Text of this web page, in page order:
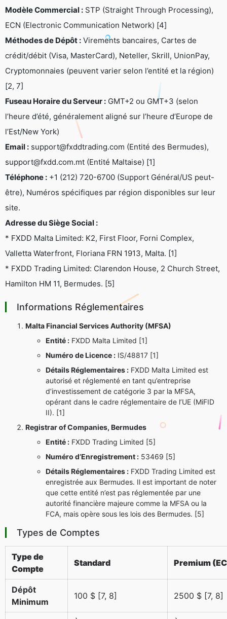
Modèle Commercial : STP (Straight Through Processing),
ECN (Electronic Communication Network) [4]
Méthodes de Dépôt : Virements bancaires, Cartes de
crédit/débit (Visa, MasterCard), Neteller, Skrill, UnionPay,
Cryptomonnaies (peuvent varier selon l’entité et la région)
[2, 7]
Fuseau Horaire du Serveur : GMT+2 ou GMT+3 (selon
l’heure d’été, généralement aligné sur l’heure d’Europe de
l’Est/New York)
Email : support@fxddtrading.com (Entité des Bermudes),
support@fxdd.com.mt (Entité Maltaise) [1]
Téléphone : +1 (212) 720-6700 (Support Général/US peut-
être), Numéros spécifiques par région disponibles sur leur
site.
Adresse du Siège Social :
* FXDD Malta Limited: K2, First Floor, Forni Complex,
Valletta Waterfront, Floriana FRN 1913, Malta. [1]
* FXDD Trading Limited: Clarendon House, 2 Church Street,
Hamilton HM 11, Bermudes. [5]
Informations Réglementaires
Malta Financial Services Authority (MFSA)
Entité : FXDD Malta Limited [1]
Numéro de Licence : IS/48817 [1]
Détails Réglementaires : FXDD Malta Limited est
autorisé et réglementé en tant qu’entreprise
d’investissement de catégorie 3 par la MFSA,
opérant dans le cadre réglementaire de l’UE (MiFID
II). [1]
Registrar of Companies, Bermudes
Entité : FXDD Trading Limited [5]
Numéro d’Enregistrement : 53469 [5]
Détails Réglementaires : FXDD Trading Limited est
enregistrée aux Bermudes. Il est important de noter
que cette entité n’est pas réglementée par une
autorité financière majeure comme la MFSA ou la
FCA, mais opère sous les lois des Bermudes. [5]
Types de Comptes
Type de
Compte
Standard Premium
Dépôt
Minimum
100 $ [7, 8] 2500 $ [7, 8]